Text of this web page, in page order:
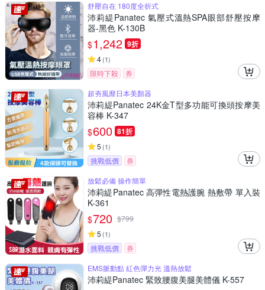
舒壓自在 180度全折式
沛莉緹Panatec 氣壓式溫熱SPA眼部舒壓按摩
器-黑色 K-130B
$1,242 9折
4(1)
限時下殺
券
超夯風靡日本美顏器
沛莉緹Panatec 24K金T型多功能可換頭按摩美
容棒 K-347
$600 81折
5 (1)
挑戰低價
券
放鬆必備 操作簡單
沛莉緹Panatec 高彈性電熱護腕 熱敷帶 單入裝
K-361
$720 $799
5 (1)
挑戰低價
券
EMS脈動點 紅色彈力光 溫熱放鬆
沛莉緹Panatec 緊致腰腹美腿美體儀 K-557